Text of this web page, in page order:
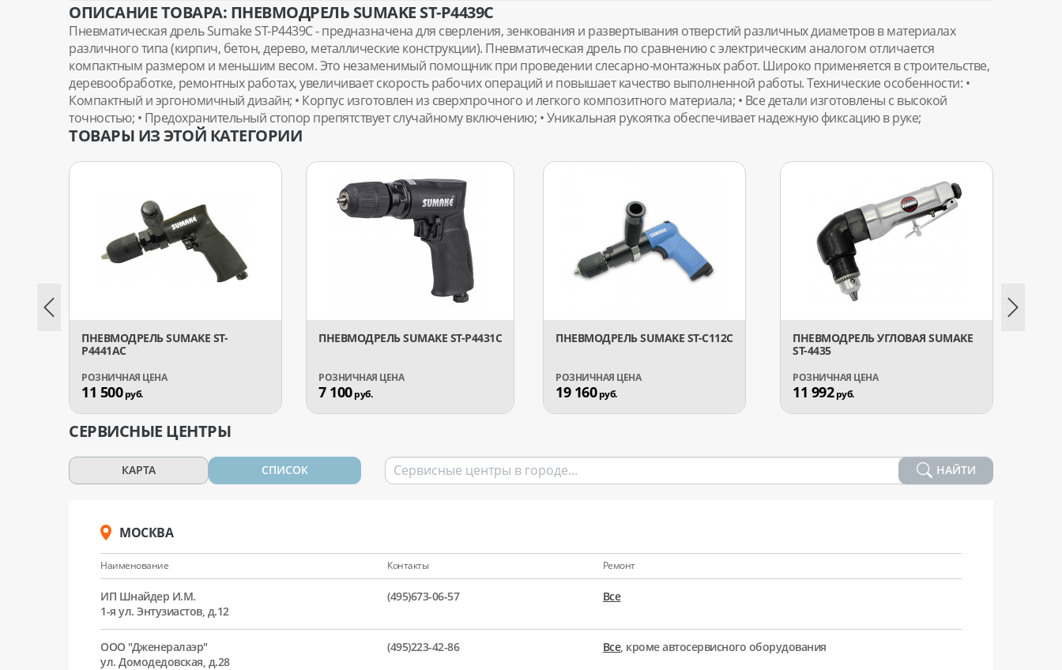
ОПИСАНИЕ ТОВАРА: ПНЕВМОДРЕЛЬ SUMAKE ST-P4439C
Пневматическая дрель Sumake ST-P4439C - предназначена для сверления, зенкования и развертывания отверстий различных диаметров в материалах
различного типа (кирпич, бетон, дерево, металлические конструкции). Пневматическая дрель по сравнению с электрическим аналогом отличается
компактным размером и меньшим весом. Это незаменимый помощник при проведении слесарно-монтажных работ. Широко применяется в строительстве,
деревообработке, ремонтных работах, увеличивает скорость рабочих операций и повышает качество выполненной работы. Технические особенности: •
Компактный и эргономичный дизайн; • Корпус изготовлен из сверхпрочного и легкого композитного материала; • Все детали изготовлены с высокой
точностью; • Предохранительный стопор препятствует случайному включению; • Уникальная рукоятка обеспечивает надежную фиксацию в руке;
ТОВАРЫ ИЗ ЭТОЙ КАТЕГОРИИ
ПНЕВМОДРЕЛЬ SUMAKE ST-
P4441AC
11 500руб.
ПНЕВМОДРЕЛЬ SUMAKE ST-P4431C
7 100руб.
ПНЕВМОДРЕЛЬ SUMAKE ST-C112C
19 160руб.
ПНЕВМОДРЕЛЬ УГЛОВАЯ SUMAKE
ST-4435
11 992руб.
СЕРВИСНЫЕ ЦЕНТРЫ
КАРТА СПИСОК НАЙТИ
МОСКВА
Наименование Контакты Ремонт
ИП Шнайдер И.М.
1-я ул. Энтузиастов, д.12
(495)673-06-57 Все
ООО "Дженералаэр"
ул. Домодедовская, д.28
(495)223-42-86 Все, кроме автосервисного оборудования